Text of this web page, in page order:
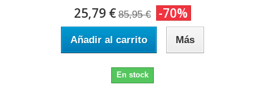
25,79 € 85,95 € -70%
Añadir al carrito Más
En stock